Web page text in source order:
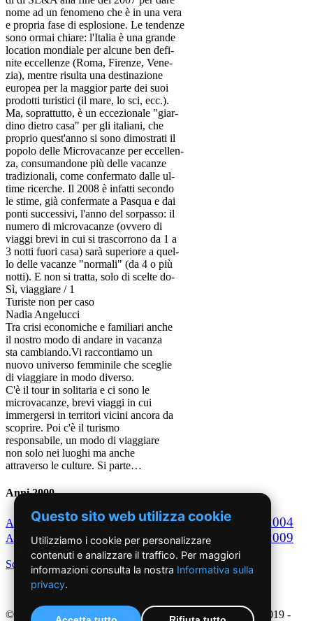
nome ad un fenomeno che è in una vera
e propria fase di esplosione. Le tendenze
sono ormai chiare: l'Italia è una grande
location mondiale per alcune ben defi-
nite eccellenze (Roma, Firenze, Vene-
zia), mentre risulta una destinazione
europea per la maggior parte dei suoi
prodotti turistici (il mare, lo sci, ecc.).
Ma, soprattutto, è un eccezionale "giar-
dino dietro casa" per gli italiani, che
proprio quest'anno si sono dimostrati il
popolo delle Microvacanze per eccellen-
za, consumandone più delle vacanze
tradizionali, come confermato dalle ul-
time ricerche. Il 2008 è infatti secondo
le stime, già confermate a Pasqua e dai
ponti successivi, l'anno del sorpasso: il
numero di microvacanze (ovvero di
viaggi brevi in cui si trascorrono da 1 a
3 notti fuori casa) sarà superiore a quel-
lo delle vacanze "normali" (da 4 o più
notti). E non si tratta, solo di scelte do-
Sì, viaggiare / 1
Turiste non per caso
Nadia Angelucci
Tra crisi economiche e familiari anche
il nostro modo di andare in vacanza
sta cambiando.Vi raccontiamo un
nuovo universo femminile che sceglie
di viaggiare in modo diverso.
C'è il tour in solitaria e ci sono le
microvacanze, brevi viaggi in cui
immergersi in territori vicini ancora da
scoprire. Poi c'è il turismo
responsabile, un modo di viaggiare
non solo nei luoghi ma anche
attraverso le culture. Si parte…
Anni 2000
Anno2000Anno2001 Anno2002 Anno2003 2004
Anno 2005Anno2006 Anno2007Anno2008 2009
Scegli per decennio
©2019 - NoiDonne - Iscrizione ROC n.33421 del 23 /09/ 2019 -
Questo sito web utilizza cookie
Utilizziamo i cookie per personalizzare
contenuti e analizzare il traffico. Per maggiori
informazioni consulta la nostra Informativa sulla
privacy.